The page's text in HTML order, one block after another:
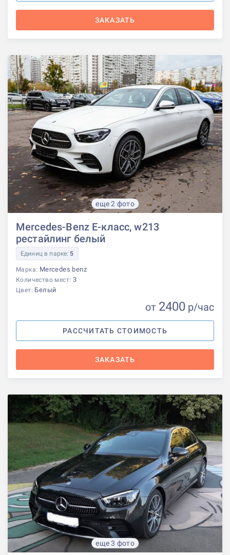
ЗАКАЗАТЬ
еще 2 фото
Mercedes-Benz E-класс, w213
рестайлинг белый
Единиц в парке: 5
Марка: Mercedes benz
Количество мест: 3
Цвет: Белый
от 2400 р/час
РАССЧИТАТЬ СТОИМОСТЬ
ЗАКАЗАТЬ
еще 3 фото